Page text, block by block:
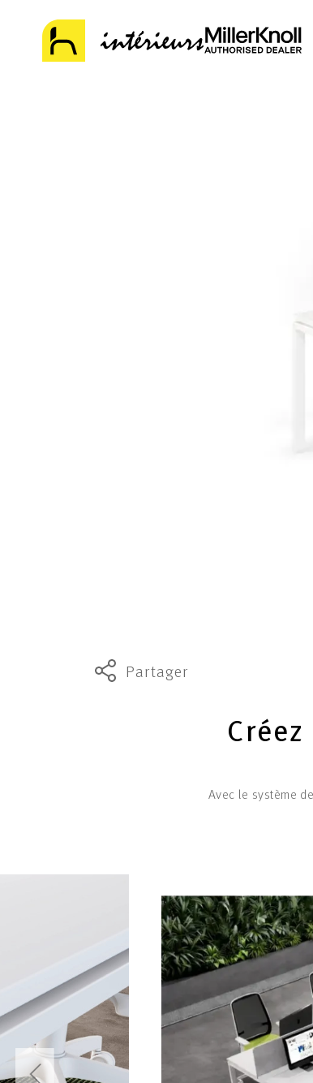
Partager
Avec le système